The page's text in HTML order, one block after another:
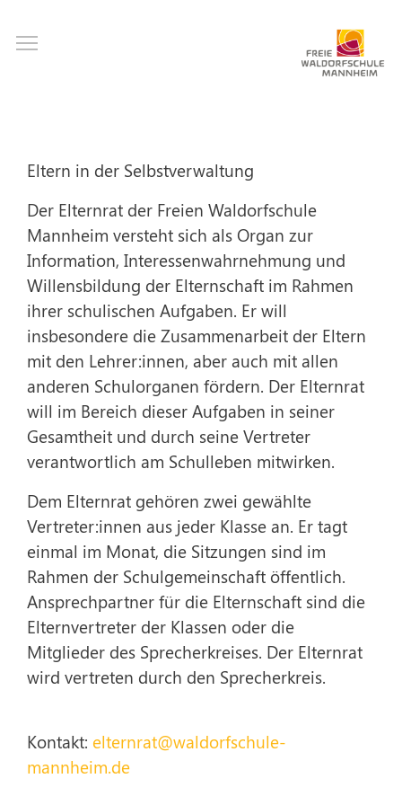
Eltern in der Selbstverwaltung
Der Elternrat der Freien Waldorfschule
Mannheim versteht sich als Organ zur
Information, Interessenwahrnehmung und
Willensbildung der Elternschaft im Rahmen
ihrer schulischen Aufgaben. Er will
insbesondere die Zusammenarbeit der Eltern
mit den Lehrer:innen, aber auch mit allen
anderen Schulorganen fördern. Der Elternrat
will im Bereich dieser Aufgaben in seiner
Gesamtheit und durch seine Vertreter
verantwortlich am Schulleben mitwirken.
Dem Elternrat gehören zwei gewählte
Vertreter:innen aus jeder Klasse an. Er tagt
einmal im Monat, die Sitzungen sind im
Rahmen der Schulgemeinschaft öffentlich.
Ansprechpartner für die Elternschaft sind die
Elternvertreter der Klassen oder die
Mitglieder des Sprecherkreises. Der Elternrat
wird vertreten durch den Sprecherkreis.
Kontakt: elternrat@waldorfschule-
mannheim.de